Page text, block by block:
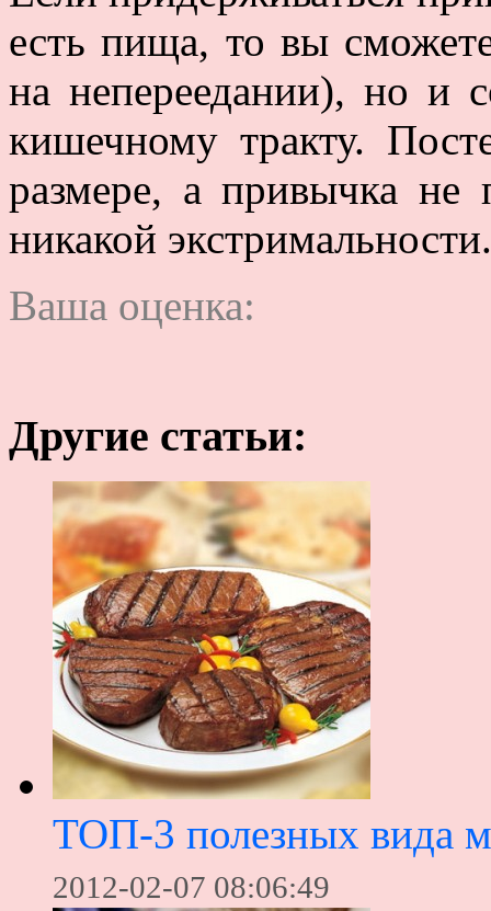
есть пища, то вы
на непереедании), но и
кишечному тракту.
размере, а привычка не
никакой экстримальности.
Ваша оценка:
Другие статьи:
ТОП-3 полезных вида
2012-02-07 08:06:49